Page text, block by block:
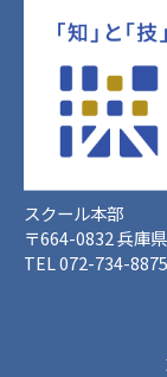
スクール本部
〒664-0832 兵庫
TEL 072-734-8875